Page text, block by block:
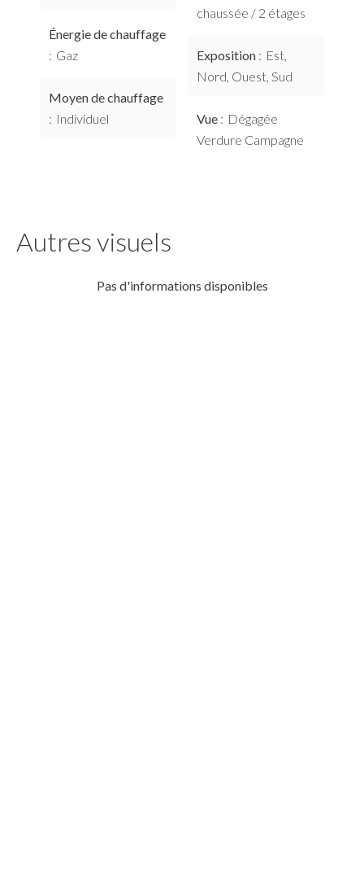
Énergie de chauffage
Gaz
Moyen de chauffage
Individuel
chaussée / 2 étages
Exposition
Est,
Nord, Ouest, Sud
Vue
Dégagée
Verdure Campagne
Autres visuels
Pas d'informations disponibles